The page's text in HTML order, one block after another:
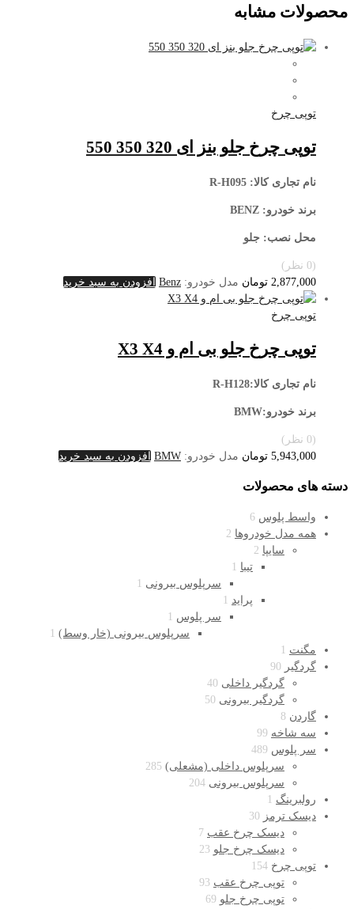
محصولات مشابه
توپی چرخ
توپی چرخ جلو بنز ای 320 350 550
نام تجاری کالا: R-H095
برند خودرو: BENZ
محل نصب: جلو
(0 نظر)
2,877,000 تومان مدل خودرو: Benz افزودن به سبد خرید
توپی چرخ
توپی چرخ جلو بی ام و X3 X4
نام تجاری کالا:R-H128
برند خودرو:BMW
(0 نظر)
5,943,000 تومان مدل خودرو: BMW افزودن به سبد خرید
دسته های محصولات
واسط پلوس 6
همه مدل خودروها 2
سایپا 2
تیبا 1
سرپلوس بیرونی 1
پراید 1
سر پلوس 1
سرپلوس بیرونی (خار وسط) 1
مگنت 1
گردگیر 90
گردگیر داخلی 40
گردگیر بیرونی 50
گاردن 8
سه شاخه 99
سر پلوس 489
سرپلوس داخلی (مشعلی) 285
سرپلوس بیرونی 204
رولبرینگ 1
دیسک ترمز 30
دیسک چرخ عقب 7
دیسک چرخ جلو 23
توپی چرخ 154
توپی چرخ عقب 93
توپی چرخ جلو 69